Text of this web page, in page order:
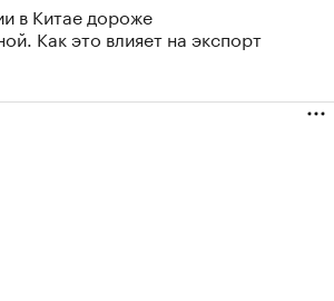
в Китае дороже
Как это влияет на экспорт